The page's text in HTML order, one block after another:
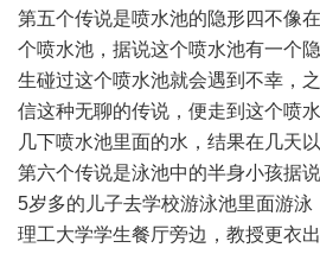
第五个传说是喷水池的隐形四不像
个喷水池，据说这个喷水池有一个
生碰过这个喷水池就会遇到不幸，
信这种无聊的传说，便走到这个喷
几下喷水池里面的水，结果在几天
第六个传说是泳池中的半身小孩据
5岁多的儿子去学校游泳池里面游泳
理工大学学生餐厅旁边，教授更衣